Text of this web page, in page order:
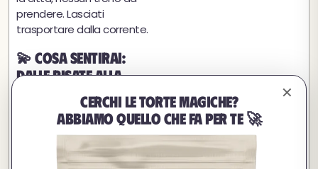
prendere. Lasciati
trasportare dalla corrente.
💫 Cosa sentirai:
dalle risate alla
disconnessione
Quello che succede dopo
dipende molto dal
dosaggio, dal tuostato
✕
Cerchi le torte magiche?
Abbiamo quello che fa per te 🚀